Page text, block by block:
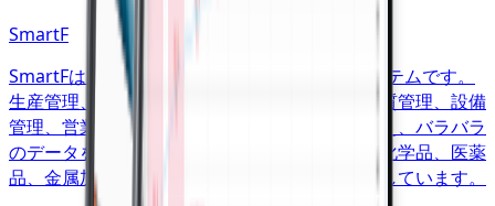
SmartF
SmartFは製造業向けのクラウド型生産管理システムです。
生産管理、在庫管理、工程管理、原価管理、品質管理、設備
管理、営業支援、販売管理など複数の機能を備え、バラバラ
のデータを一元管理できます。食品、化粧品、化学品、医薬
品、金属加工など様々な業界の製造企業が利用しています。